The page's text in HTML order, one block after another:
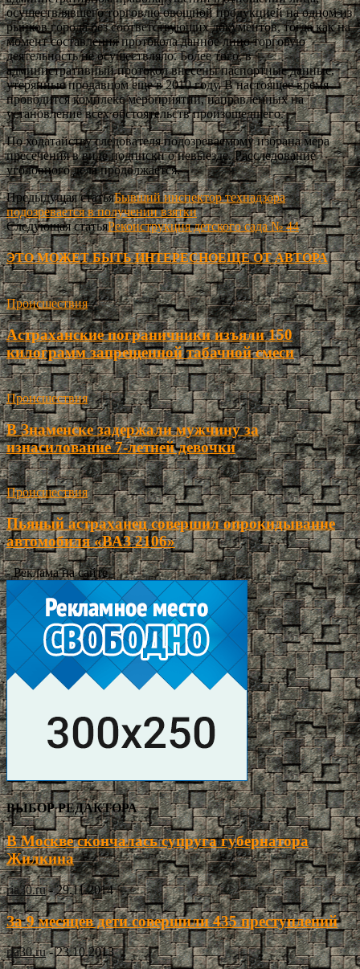
осуществлявшего торговлю овощной продукцией на одном из
рынков города без соответствующих документов, тогда как на
момент составления протокола данное лицо торговую
деятельность не осуществляло. Более того, в
административный протокол внесены паспортные данные,
утерянные продавцом еще в 2010 году. В настоящее время
проводится комплекс мероприятий, направленных на
установление всех обстоятельств произошедшего.
По ходатайству следователя подозреваемому избрана мера
пресечения в виде подписки о невыезде. Расследование
уголовного дела продолжается.
Предыдущая статьяБывший инспектор технадзора
подозревается в получении взятки
Следующая статьяРеконструкция детского сада № 44
ЭТО МОЖЕТ БЫТЬ ИНТЕРЕСНОЕЩЕ ОТ АВТОРА
Происшествия
Астраханские пограничники изъяли 150
килограмм запрещенной табачной смеси
Происшествия
В Знаменске задержали мужчину за
изнасилование 7-летней девочки
Происшествия
Пьяный астраханец совершил опрокидывание
автомобиля «ВАЗ 2106»
- Реклама на сайте -
ВЫБОР РЕДАКТОРА
В Москве скончалась супруга губернатора
Жилкина
ria30.ru - 29.11.2014
За 9 месяцев дети совершили 435 преступлений
ria30.ru - 23.10.2013